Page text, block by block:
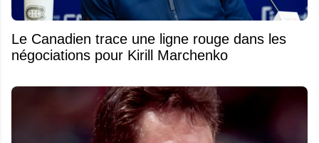
Le Canadien trace une ligne rouge dans les
négociations pour Kirill Marchenko